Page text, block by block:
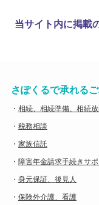
当サイト内に掲載
さぽくるで承れる
・ 相続、相続準備、相続
・ 税務相談
・ 家族信託
・ 障害年金請求手続きサポ
・ 身元保証、後見人
・ 保険外介護、看護